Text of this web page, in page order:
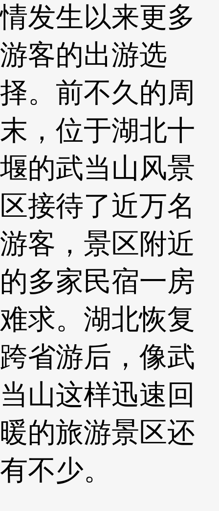
情发生以来更多
游客的出游选
择。前不久的周
末，位于湖北十
堰的武当山风景
区接待了近万名
游客，景区附近
的多家民宿一房
难求。湖北恢复
跨省游后，像武
当山这样迅速回
暖的旅游景区还
有不少。